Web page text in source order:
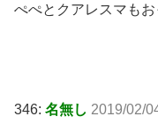
ぺぺとクアレスマもお
346: 名無し 2019/02/